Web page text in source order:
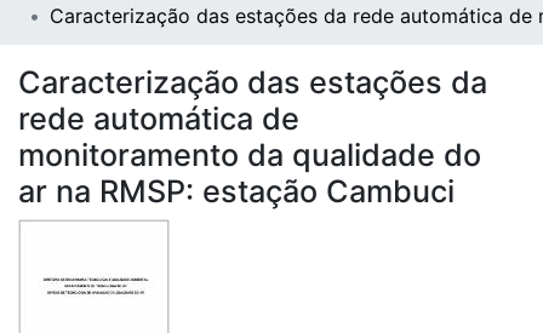
Repositório
Doações/Aquisições
Caracterização das estações da rede automática
Caracterização das estações da
rede automática de
monitoramento da qualidade do
ar na RMSP: estação Cambuci